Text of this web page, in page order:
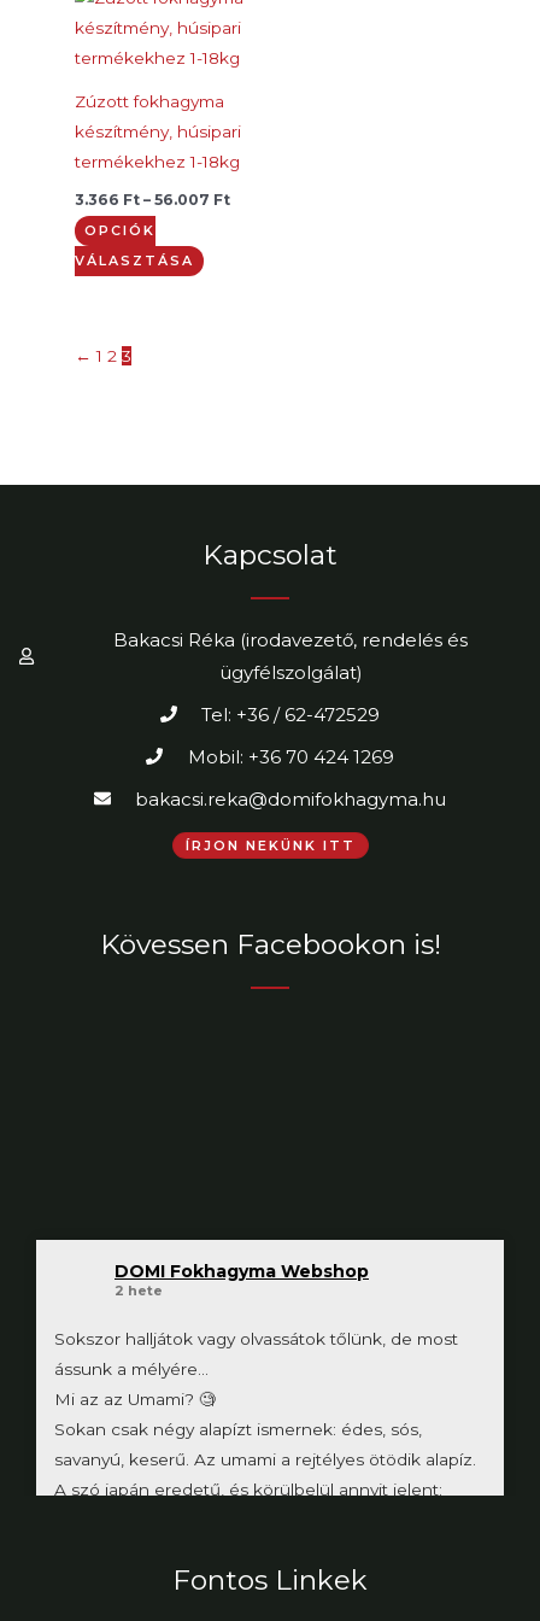
Zúzott fokhagyma
készítmény, húsipari
termékekhez 1-18kg
3.366 Ft – 56.007 Ft
3.366 Ft
-
OPCIÓK
VÁLASZTÁSA
a
terméknek
van.
változatok
termékoldalon
← 1 2 3
Kapcsolat
Bakacsi Réka (irodavezető, rendelés és
ügyfélszolgálat)
Tel: +36 / 62-472529
Mobil: +36 70 424 1269
bakacsi.reka@domifokhagyma.hu
ÍRJON NEKÜNK ITT
Kövessen Facebookon is!
DOMI Fokhagyma Webshop
2 hete
Sokszor halljátok vagy olvassátok tőlünk, de most
ássunk a mélyére...
Mi az az Umami? 🧐
Sokan csak négy alapízt ismernek: édes, sós,
savanyú, keserű. Az umami a rejtélyes ötödik alapíz.
A szó japán eredetű, és körülbelül annyit jelent:
Nem éles, mint a sós vagy a savanyú. Inkább
Fontos Linkek